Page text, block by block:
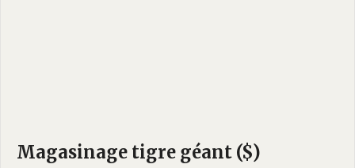
Magasinage tigre géant ($)